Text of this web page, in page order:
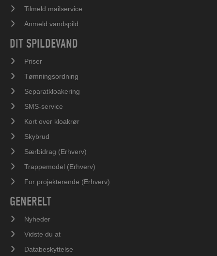
Tilmeld mailservice
Anmeld vandspild
DIT SPILDEVAND
Priser
Tømningsordning
Separatkloakering
SMS-service
Kort over kloakrør
Skybrud
Særbidrag (Erhverv)
Trappemodel (Erhverv)
For projekterende (Erhverv)
GENERELT
Nyheder
Vidste du at
Databeskyttelse